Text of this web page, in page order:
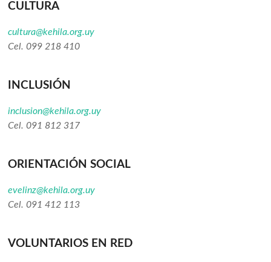
CULTURA
cultura@kehila.org.uy
Cel. 099 218 410
INCLUSIÓN
inclusion@kehila.org.uy
Cel. 091 812 317
ORIENTACIÓN SOCIAL
evelinz@kehila.org.uy
Cel. 091 412 113
VOLUNTARIOS EN RED